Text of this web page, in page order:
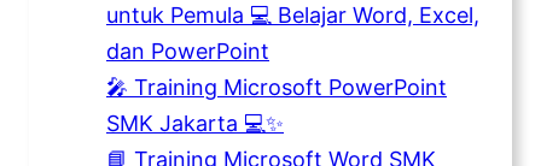
untuk Pemula 💻 Belajar Word, Excel,
dan PowerPoint
🎤 Training Microsoft PowerPoint
SMK Jakarta 💻✨
📘 Training Microsoft Word SMK